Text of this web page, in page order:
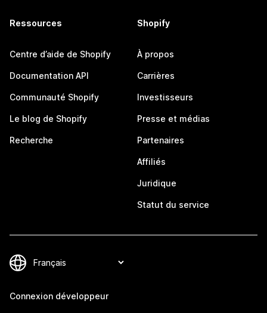
Ressources
Centre d’aide de Shopify
Documentation API
Communauté Shopify
Le blog de Shopify
Recherche
Shopify
À propos
Carrières
Investisseurs
Presse et médias
Partenaires
Affiliés
Juridique
Statut du service
Connexion développeur